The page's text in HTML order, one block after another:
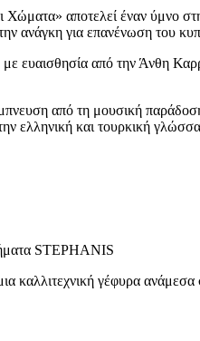
Χώματα» αποτελεί έναν ύμνο
ανάγκη για επανένωση του
ευαισθησία από την Άνθη
από τη μουσική
ελληνική και τουρκική
STEPHANIS
καλλιτεχνική γέφυρα